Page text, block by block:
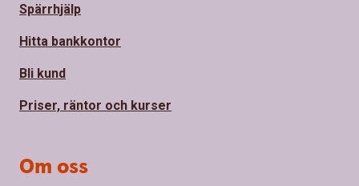
Spärrhjälp
Hitta bankkontor
Bli kund
Priser, räntor och kurser
Om oss